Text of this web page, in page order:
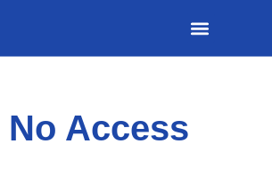
No Access